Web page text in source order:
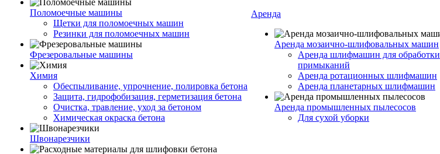
Поломоечные машины
Щетки для поломоечных машин
Резинки для поломоечных машин
Фрезеровальные машины
Химия
Обеспыливание, упрочнение, полировка бетона
Защита, гидрофобизация, герметизация бетона
Очистка, травление, уход за бетоном
Химическая окраска бетона
Швонарезчики
Аренда
Аренда мозаично-шлифовальных машин
Аренда шлифмашин для обработки
примыканий
Аренда ротационных шлифмашин
Аренда планетарных шлифмашин
Аренда промышленных пылесосов
Для сухой уборки